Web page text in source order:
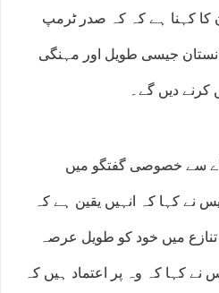
کا کہنا ہے کہ کہ صدر ٹرمپ
جیسی طویل اور مہنگی
دیں گے۔
ڈے سے خصوصی گفتگو میں
نے کہا کہ انہیں یقین ہے کہ
تنازع میں خود کو طویل عرصہ
نے کہا کہ وہ پر اعتماد ہیں کہ